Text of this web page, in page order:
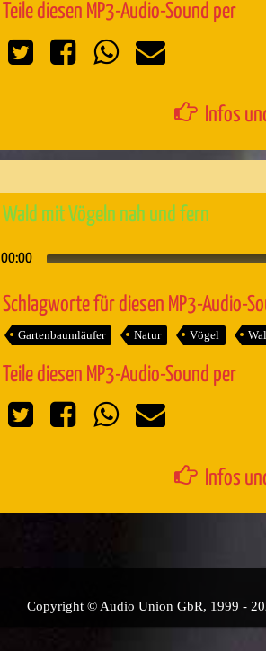
Teile diesen MP3-Audio-Sound per
Infos
Wald mit Vögeln nah und fern
00:00
Schlagworte für diesen MP3-Audio-
Gartenbaumläufer Natur Vögel
Teile diesen MP3-Audio-Sound per
Infos
Copyright © Audio Union GbR, 1999 -